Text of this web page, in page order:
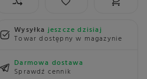
Wysyłkajeszcze dzisiaj
Towar dostępny w magazynie
Darmowa dostawa
Sprawdź cennik